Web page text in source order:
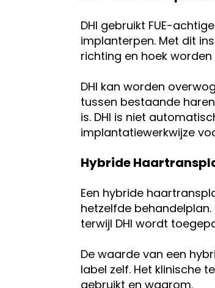
DHI gebruikt FUE-
implanterpen. Met dit
richting en hoek
DHI kan worden
tussen bestaande
is. DHI is niet
implantatiewerkwijze
Hybride
Een hybride
hetzelfde behandelplan.
terwijl DHI wordt
De waarde van een
label zelf. Het klinische
gebruikt en waarom.